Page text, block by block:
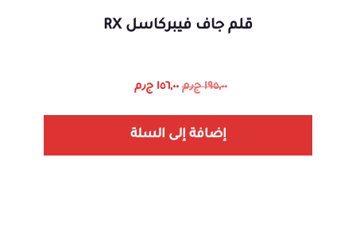
قلم جاف فيبركاسل RX
١٩٥,٠٠ ج٫م ١٥٦,٠٠ ج٫م
إضافة إلى السلة